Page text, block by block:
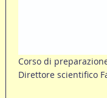
Corso di
Direttore scientifico